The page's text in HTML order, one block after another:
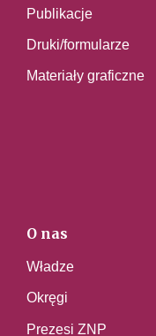
Publikacje
Druki/formularze
Materiały graficzne
O nas
Władze
Okręgi
Prezesi ZNP